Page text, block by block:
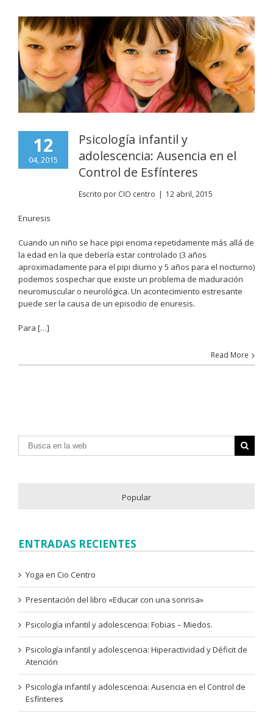
12
04, 2015
Psicología infantil y
adolescencia: Ausencia en el
Control de Esfínteres
Escrito por CIO centro | 12 abril, 2015
Enuresis
Cuando un niño se hace pipi encima repetidamente más allá de
la edad en la que debería estar controlado (3 años
aproximadamente para el pipi diurno y 5 años para el nocturno)
podemos sospechar que existe un problema de maduración
neuromuscular o neurológica. Un acontecimiento estresante
puede ser la causa de un episodio de enuresis.
Para […]
Read More
Popular
ENTRADAS RECIENTES
Yoga en Cio Centro
Presentación del libro «Educar con una sonrisa»
Psicología infantil y adolescencia: Fobias – Miedos.
Psicología infantil y adolescencia: Hiperactividad y Déficit de
Atención
Psicología infantil y adolescencia: Ausencia en el Control de
Esfínteres